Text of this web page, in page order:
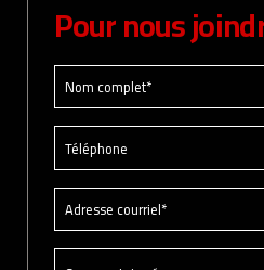
Pour nous